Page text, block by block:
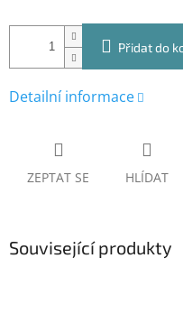
Přidat do
Detailní informace
ZEPTAT SE HLÍDAT
Související produkty